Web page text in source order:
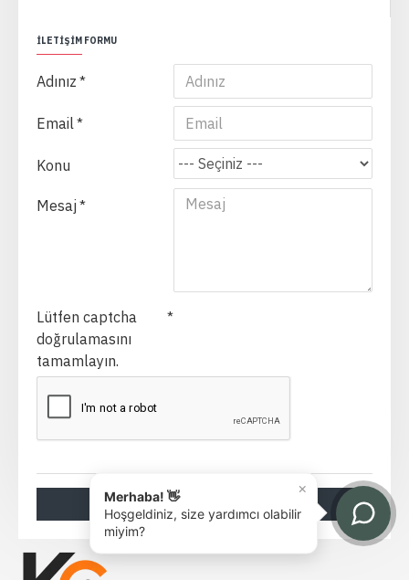
İLETIŞIM FORMU
Adınız
Email
Konu
Mesaj
Lütfen captcha
doğrulamasını
tamamlayın.
GÖNDER
×
Merhaba! 👋
Hoşgeldiniz, size yardımcı olabilir
miyim?